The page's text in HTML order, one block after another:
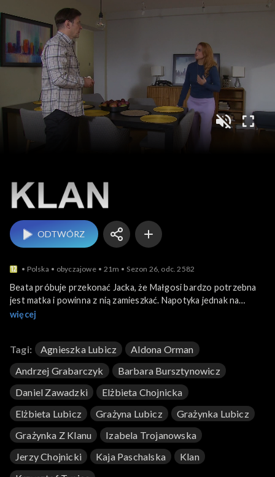
ODTWÓRZ
Polska obyczajowe 21m Sezon 26, odc. 2582
Beata próbuje przekonać Jacka, że Małgosi bardzo potrzebna
jest matka i powinna z nią zamieszkać. Napotyka jednak na
sprzeciw. Jasiek przyznaje się do zastawienia rodzinnej biżuterii
więcej
Tagi: Agnieszka Lubicz
Aldona Orman
Andrzej Grabarczyk
Barbara Bursztynowicz
Daniel Zawadzki
Elżbieta Chojnicka
Elżbieta Lubicz
Grażyna Lubicz
Grażynka Lubicz
Grażynka Z Klanu
Izabela Trojanowska
Jerzy Chojnicki
Kaja Paschalska
Klan